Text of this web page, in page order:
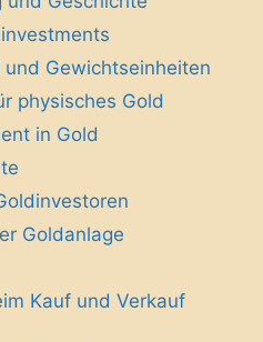
Gewichtseinheiten
physisches Gold
in Gold
Goldanlage
Kauf und Verkauf